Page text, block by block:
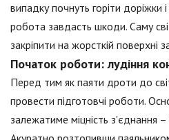
випадку почнуть горіти доріжки
робота завдасть шкоди. Саму
закріпити на жорсткій поверхні
Початок роботи: лудіння
Перед тим як паяти дроти до
провести підготовчі роботи.
залежатиме міцність з'єднання